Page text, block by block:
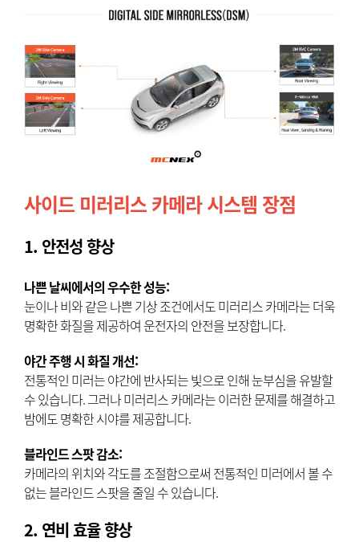
사이드 미러리스 카메라 시스템 장점
1. 안전성 향상
나쁜 날씨에서의 우수한 성능:
눈이나 비와 같은 나쁜 기상 조건에서도 미러리스 카메라는 더욱
명확한 화질을 제공하여 운전자의 안전을 보장합니다.
야간 주행 시 화질 개선:
전통적인 미러는 야간에 반사되는 빛으로 인해 눈부심을 유발할
수 있습니다. 그러나 미러리스 카메라는 이러한 문제를 해결하고
밤에도 명확한 시야를 제공합니다.
블라인드 스팟 감소:
카메라의 위치와 각도를 조절함으로써 전통적인 미러에서 볼 수
없는 블라인드 스팟을 줄일 수 있습니다.
2. 연비 효율 향상